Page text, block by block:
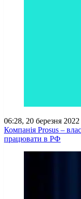
06:28, 20 березня
Компанія Prosus –
працювати в РФ